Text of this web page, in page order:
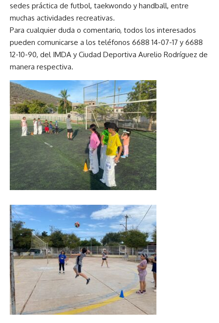
sedes práctica de futbol, taekwondo y handball, entre
muchas actividades recreativas.
Para cualquier duda o comentario, todos los interesados
pueden comunicarse a los teléfonos 6688 14-07-17 y 6688
12-10-90, del IMDA y Ciudad Deportiva Aurelio Rodríguez de
manera respectiva.